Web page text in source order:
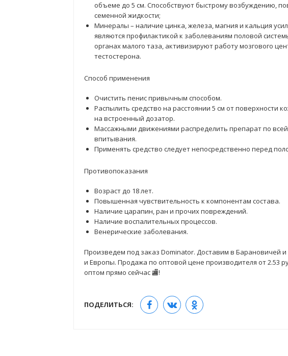
объеме до 5 см. Способствуют быстрому возбуждению,
семенной жидкости;
Минералы – наличие цинка, железа, магния и кальция
являются профилактикой к заболеваниям половой
органах малого таза, активизируют работу мозгового
тестостерона.
Способ применения
Очистить пенис привычным способом.
Распылить средство на расстоянии 5 см от поверхности
на встроенный дозатор.
Массажными движениями распределить препарат по
впитывания.
Применять средство следует непосредственно перед
Противопоказания
Возраст до 18 лет.
Повышенная чувствительность к компонентам состава.
Наличие царапин, ран и прочих повреждений.
Наличие воспалительных процессов.
Венерические заболевания.
Произведем под заказ Dominator. Доставим в Барановичей и
и Европы. Продажа по оптовой цене производителя от 2.53
оптом прямо сейчас 🏬!
ПОДЕЛИТЬСЯ: